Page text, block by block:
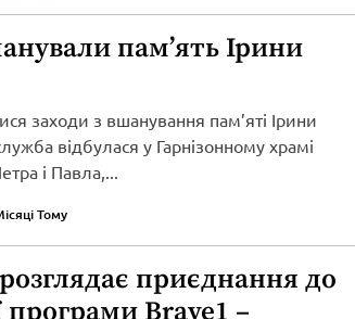
пам’ять Ірини
заходи з вшанування пам’яті Ірини
відбулася у Гарнізонному храмі
і Павла,...
Тому
приєднання до
програми Brave1 –